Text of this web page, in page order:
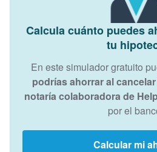
Calcula cuánto puedes
tu
En este simulador gratuito
podrías ahorrar al
notaría colaboradora de
por el
Calcular mi